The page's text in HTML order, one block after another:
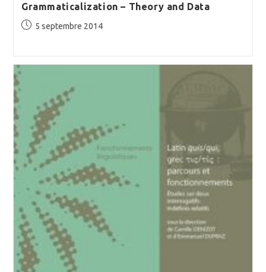
Grammaticalization – Theory and Data
Publication
5 septembre 2014